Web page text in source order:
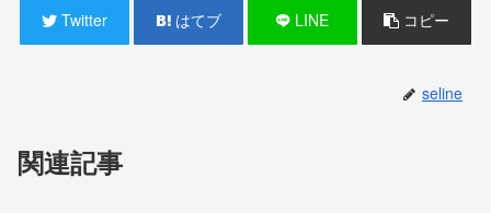
Twitter はてブ LINE コピー
seline
関連記事